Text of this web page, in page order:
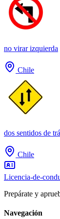
no virar izquierda
Chile
dos sentidos de
Chile
Licencia-de-
Prepárate y
Navegación